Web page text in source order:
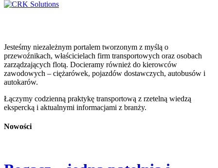
Jesteśmy niezależnym portalem tworzonym z myślą o
przewoźnikach, właścicielach firm transportowych oraz osobach
zarządzających flotą. Docieramy również do kierowców
zawodowych – ciężarówek, pojazdów dostawczych, autobusów i
autokarów.
Łączymy codzienną praktykę transportową z rzetelną wiedzą
ekspercką i aktualnymi informacjami z branży.
Nowości